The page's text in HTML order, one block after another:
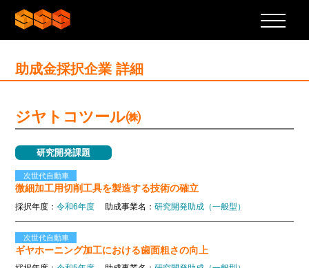
助成金採択企業 詳細
ジヤトコツール㈱
研究開発課題
次世代自動車
微細加工用切削工具を製造する技術の確立
採択年度：令和6年度 助成事業名：研究開発助成（一般型）
次世代自動車
ギヤホーニング加工における歯面粗さの向上